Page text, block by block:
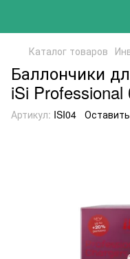
Каталог товаров
Баллончики
iSi
Артикул: ISI04